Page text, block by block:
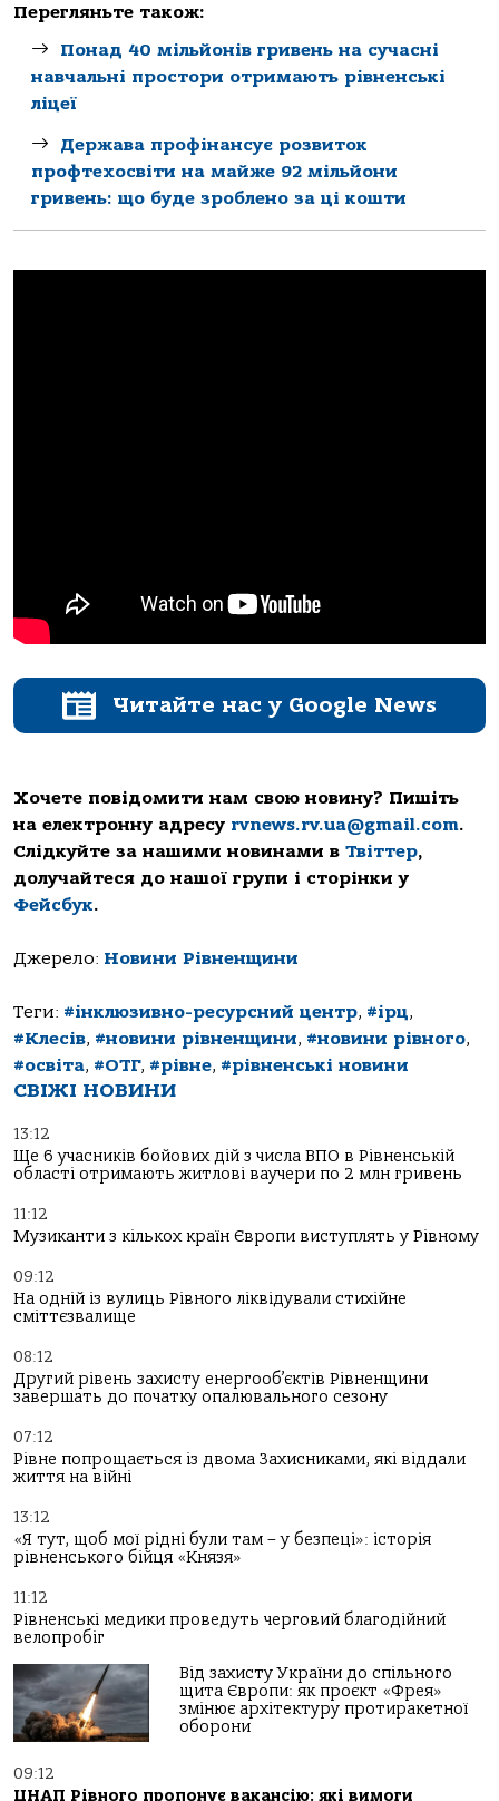
Перегляньте також:
Понад 40 мільйонів гривень на сучасні
навчальні простори отримають рівненські
ліцеї
Держава профінансує розвиток
профтехосвіти на майже 92 мільйони
гривень: що буде зроблено за ці кошти
Читайте нас у Google News
Хочете повідомити нам свою новину? Пишіть
на електронну адресу rvnews.rv.ua@gmail.com.
Слідкуйте за нашими новинами в Твіттер,
долучайтеся до нашої групи і сторінки у
Фейсбук.
Джерело: Новини Рівненщини
Теги: #інклюзивно-ресурсний центр, #ірц,
#Клесів, #новини рівненщини, #новини рівного,
#освіта, #ОТГ, #рівне, #рівненські новини
СВІЖІ НОВИНИ
13:12
Ще 6 учасників бойових дій з числа ВПО в Рівненській
області отримають житлові ваучери по 2 млн гривень
11:12
Музиканти з кількох країн Європи виступлять у Рівному
09:12
На одній із вулиць Рівного ліквідували стихійне
сміттєзвалище
08:12
Другий рівень захисту енергооб’єктів Рівненщини
завершать до початку опалювального сезону
07:12
Рівне попрощається із двома Захисниками, які віддали
життя на війні
13:12
«Я тут, щоб мої рідні були там – у безпеці»: історія
рівненського бійця «Князя»
11:12
Рівненські медики проведуть черговий благодійний
велопробіг
Від захисту України до спільного
щита Європи: як проєкт «Фрея»
змінює архітектуру протиракетної
оборони
09:12
ЦНАП Рівного пропонує вакансію: які вимоги